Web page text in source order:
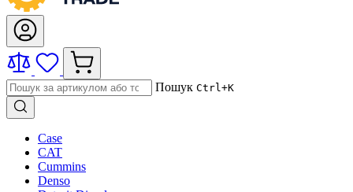
Пошук Ctrl+K
Case
CAT
Cummins
Denso